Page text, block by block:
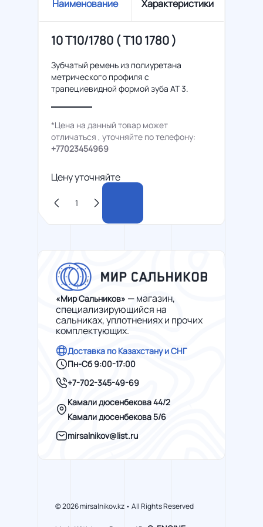
Наименование Характеристики
10 T10/1780 ( Т10 1780 )
Зубчатый ремень из полиуретана
метрического профиля с
трапециевидной формой зуба AT 3.
*Цена на данный товар может
отличаться , уточняйте по телефону:
+77023454969
Цену уточняйте
«Мир Сальников» — магазин,
специализирующийся на
сальниках, уплотнениях и прочих
комплектующих.
Доставка по Казахстану и СНГ
Пн-Сб 9:00-17:00
+7-702-345-49-69
Камали дюсенбекова 44/2
Камали дюсенбекова 5/6
mirsalnikov@list.ru
© 2026 mirsalnikov.kz • All Rights Reserved